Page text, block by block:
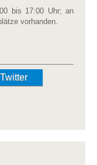
bis 17:00 Uhr; an
vorhanden.
Twitter